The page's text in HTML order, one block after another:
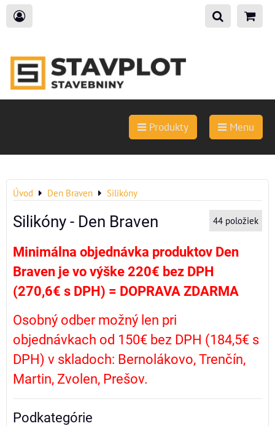
Produkty Menu
Úvod Den Braven Silikóny
Silikóny - Den Braven 44 položiek
Minimálna objednávka produktov Den
Braven je vo výške 220€ bez DPH
(270,6€ s DPH) = DOPRAVA ZDARMA
Osobný odber možný len pri
objednávkach od 150€ bez DPH (184,5€ s
DPH) v skladoch: Bernolákovo, Trenčín,
Martin, Zvolen, Prešov.
Podkategórie